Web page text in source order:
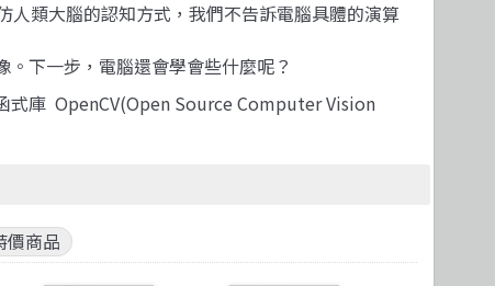
類大腦的認知方式，我們不告訴電腦具體的演算
下一步，電腦還會學會些什麼呢？
式庫 OpenCV(Open Source Computer Vision
價商品